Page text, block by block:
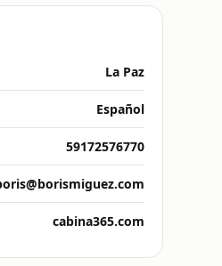
La Paz
Español
59172576770
cabina365.com